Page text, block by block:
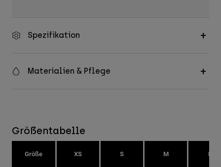
Spezifikation
Materialien & Pflege
Größentabelle
Größe XS S M L